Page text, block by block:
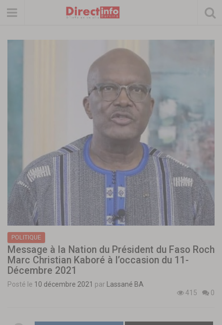
POLITIQUE
Message à la Nation du Président du Faso Roch
Marc Christian Kaboré à l’occasion du 11-
Décembre 2021
Posté le 10 décembre 2021 par
Lassané BA
415
0